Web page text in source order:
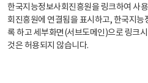
한국지능정보사회진흥원을 링크하여 사
회진흥원에 연결됨을 표시하고, 한국지
록 하고 세부화면(서브도메인)으로 링크
것은 허용되지 않습니다.